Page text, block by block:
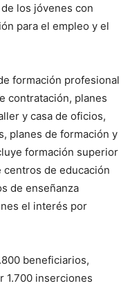
los jóvenes con
para el empleo y el
formación profesional
contratación, planes
y casa de oficios,
planes de formación y
formación superior
centros de educación
de enseñanza
el interés por
beneficiarios,
1.700 inserciones